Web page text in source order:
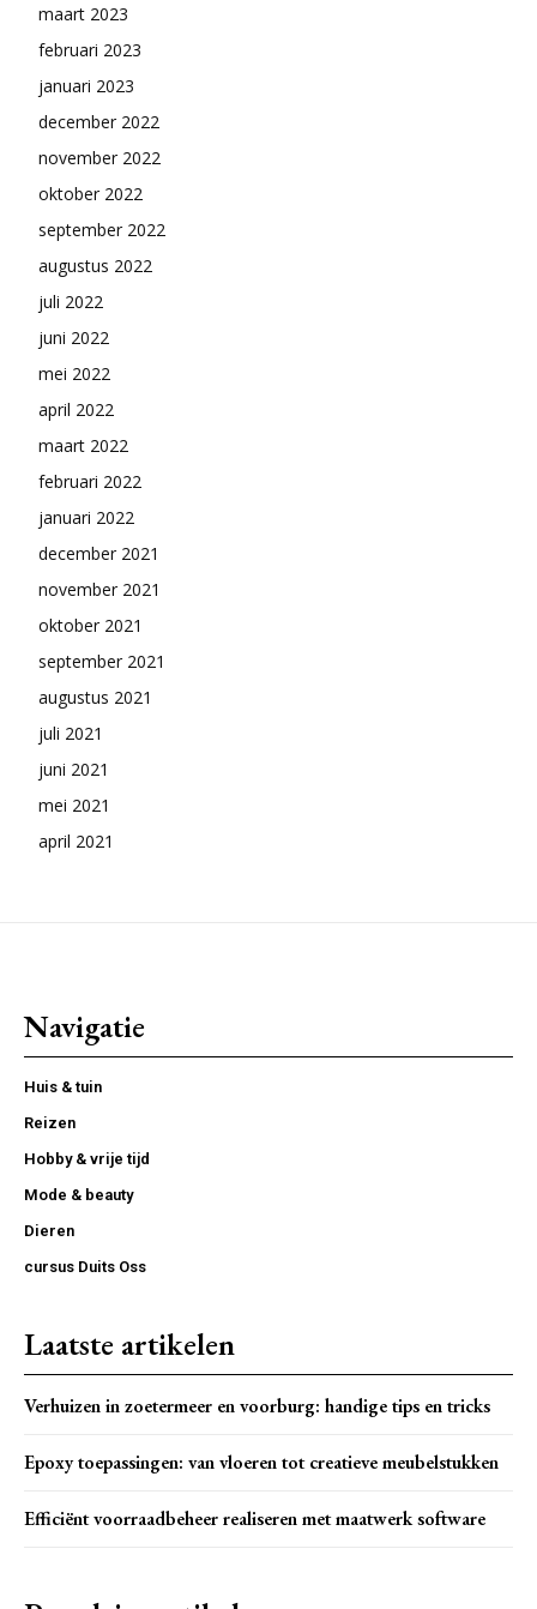
maart 2023
februari 2023
januari 2023
december 2022
november 2022
oktober 2022
september 2022
augustus 2022
juli 2022
juni 2022
mei 2022
april 2022
maart 2022
februari 2022
januari 2022
december 2021
november 2021
oktober 2021
september 2021
augustus 2021
juli 2021
juni 2021
mei 2021
april 2021
Navigatie
Huis & tuin
Reizen
Hobby & vrije tijd
Mode & beauty
Dieren
cursus Duits Oss
Laatste artikelen
Verhuizen in zoetermeer en voorburg: handige tips en tricks
Epoxy toepassingen: van vloeren tot creatieve meubelstukken
Efficiënt voorraadbeheer realiseren met maatwerk software